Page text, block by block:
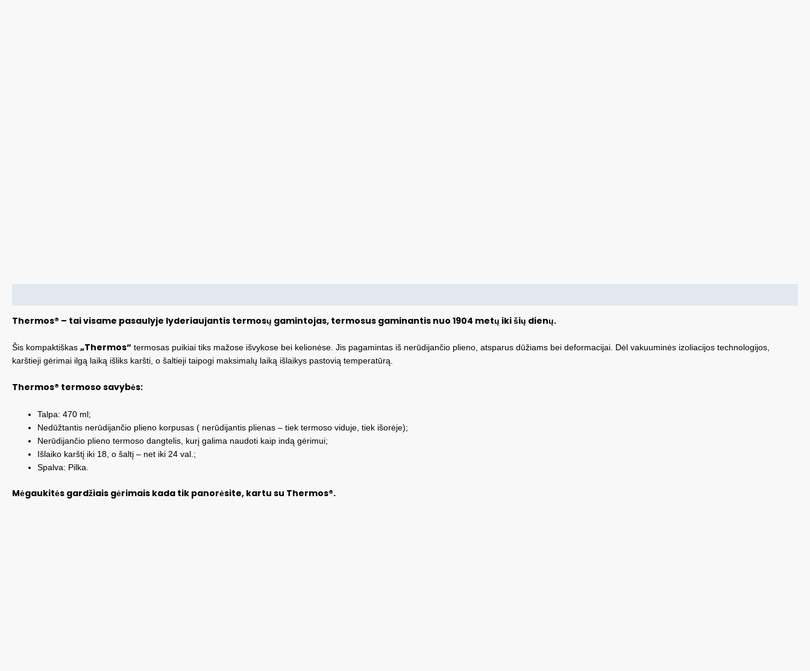
Thermos® – tai visame pasaulyje lyderiaujantis termosų gamintojas, termosus gaminantis nuo 1904 metų iki šių dienų.
Šis kompaktiškas „Thermos“ termosas puikiai tiks mažose išvykose bei kelionėse. Jis pagamintas iš nerūdijančio plieno, atsparus dūžiams bei deformacijai. Dėl vakuuminės izoliacijos technologijos,
karštieji gėrimai ilgą laiką išliks karšti, o šaltieji taipogi maksimalų laiką išlaikys pastovią temperatūrą.
Thermos® termoso savybės:
Talpa: 470 ml;
Nedūžtantis nerūdijančio plieno korpusas ( nerūdijantis plienas – tiek termoso viduje, tiek išorėje);
Nerūdijančio plieno termoso dangtelis, kurį galima naudoti kaip indą gėrimui;
Išlaiko karštį iki 18, o šaltį – net iki 24 val.;
Spalva: Pilka.
Mėgaukitės gardžiais gėrimais kada tik panorėsite, kartu su Thermos®.